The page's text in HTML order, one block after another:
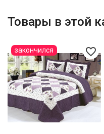
Товары в этой
favorite_border
закончился